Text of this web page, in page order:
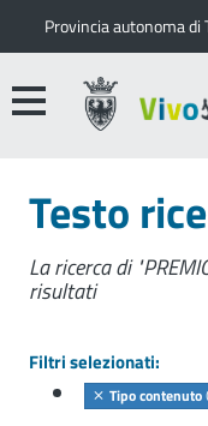
Provincia autonoma di
Testo
La ricerca di
risultati
Filtri selezionati:
Tipo contenuto